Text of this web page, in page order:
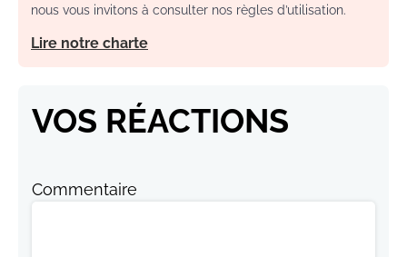
nous vous invitons à consulter nos règles d’utilisation.
Lire notre charte
VOS RÉACTIONS
Commentaire